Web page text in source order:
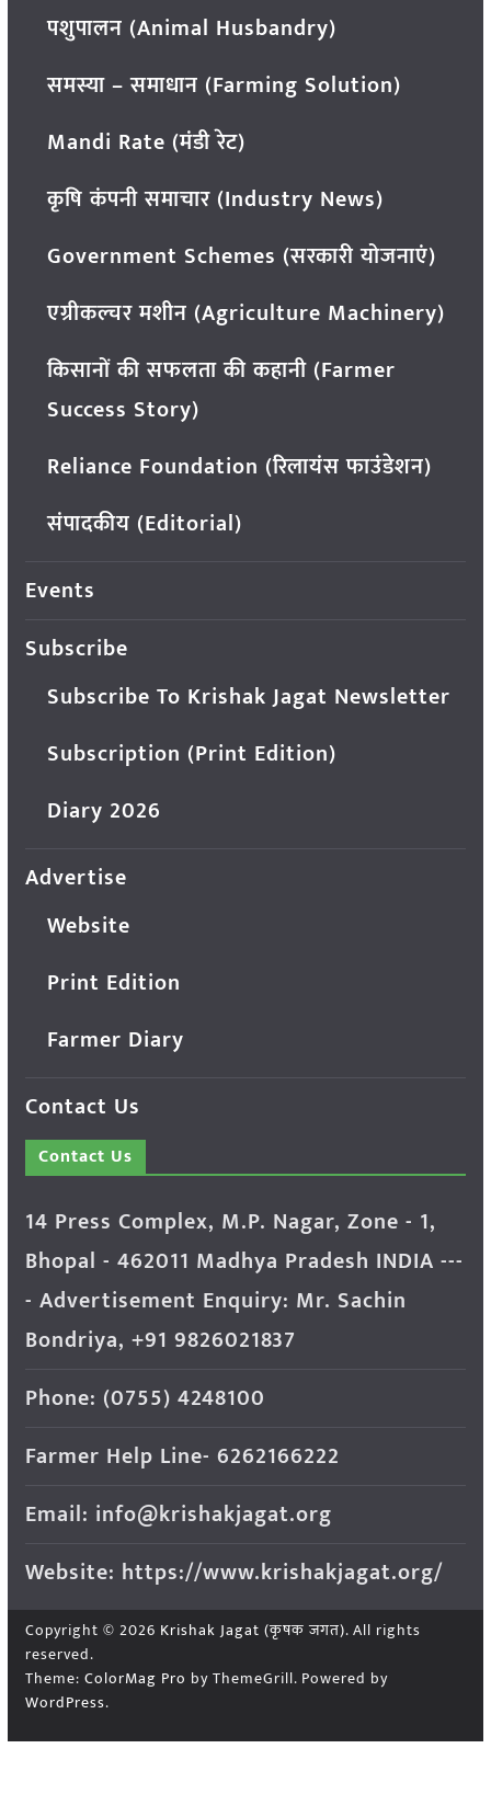
पशुपालन (Animal Husbandry)
समस्या – समाधान (Farming Solution)
Mandi Rate (मंडी रेट)
कृषि कंपनी समाचार (Industry News)
Government Schemes (सरकारी योजनाएं)
एग्रीकल्चर मशीन (Agriculture Machinery)
किसानों की सफलता की कहानी (Farmer
Success Story)
Reliance Foundation (रिलायंस फाउंडेशन)
संपादकीय (Editorial)
Events
Subscribe
Subscribe To Krishak Jagat Newsletter
Subscription (Print Edition)
Diary 2026
Advertise
Website
Print Edition
Farmer Diary
Contact Us
Contact Us
14 Press Complex, M.P. Nagar, Zone - 1,
Bhopal - 462011 Madhya Pradesh INDIA ---
- Advertisement Enquiry: Mr. Sachin
Bondriya, +91 9826021837
Phone: (0755) 4248100
Farmer Help Line- 6262166222
Email: info@krishakjagat.org
Website: https://www.krishakjagat.org/
Copyright © 2026 Krishak Jagat (कृषक जगत). All rights
reserved.
Theme: ColorMag Pro by ThemeGrill. Powered by
WordPress.